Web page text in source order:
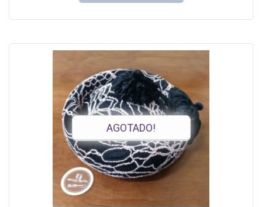
AGOTADO!